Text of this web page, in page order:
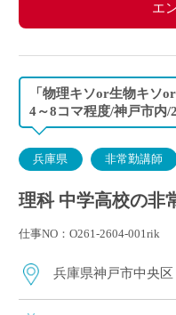
エ
「物理キソor生物キソ
4～8コマ程度/神戸市内/
兵庫県 非常勤講師
理科 中学高校の非
仕事NO：O261-2604-001rik
兵庫県神戸市中央区